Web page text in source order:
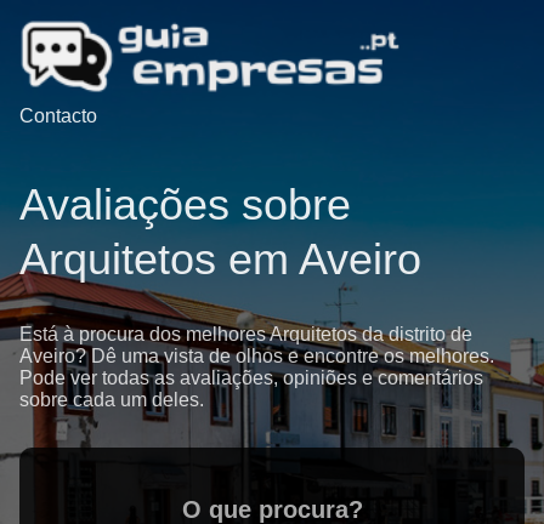
Contacto
Avaliações sobre
Arquitetos em Aveiro
Está à procura dos melhores Arquitetos da distrito de
Aveiro? Dê uma vista de olhos e encontre os melhores.
Pode ver todas as avaliações, opiniões e comentários
sobre cada um deles.
O que procura?